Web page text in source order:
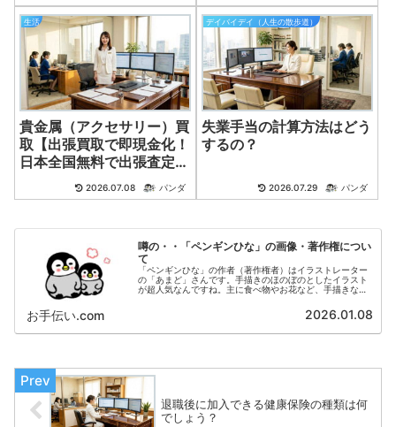
生活
貴金属（アクセサリー）買
取【出張買取で即現金化！
日本全国無料で出張査定】
2026.07.08 パンダ
デイバイデイ（人生の散歩道）
失業手当の計算方法はどう
するの？
2026.07.29 パンダ
噂の・・「ペンギンひな」の画像・著作権につい
て
「ペンギンひな」の作者（著作権者）はイラストレーター
の「あまど」さんです。手描きのほのぼのとしたイラスト
が超人気なんですね。主に食べ物やお花など、手描きなら
イトにおいて、多くのファンの方がダウンロードされてい
お手伝い.com 2026.01.08
退職後に加入できる健康保険の種類は何
でしょう？